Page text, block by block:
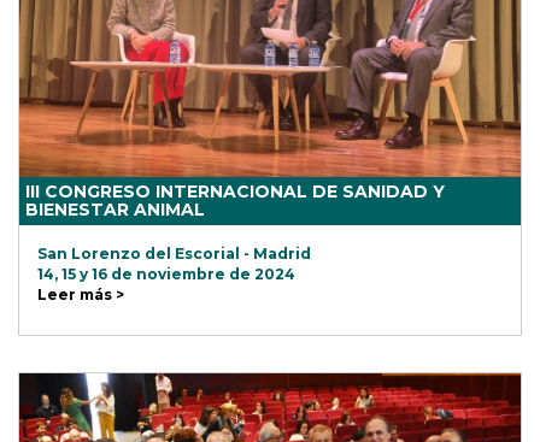
III CONGRESO INTERNACIONAL DE SANIDAD Y
BIENESTAR ANIMAL
San Lorenzo del Escorial - Madrid
14, 15 y 16 de noviembre de 2024
Leer más >